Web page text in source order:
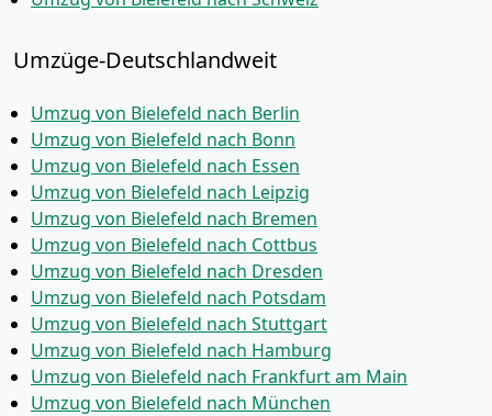
Umzüge-Deutschlandweit
Umzug von Bielefeld nach Berlin
Umzug von Bielefeld nach Bonn
Umzug von Bielefeld nach Essen
Umzug von Bielefeld nach Leipzig
Umzug von Bielefeld nach Bremen
Umzug von Bielefeld nach Cottbus
Umzug von Bielefeld nach Dresden
Umzug von Bielefeld nach Potsdam
Umzug von Bielefeld nach Stuttgart
Umzug von Bielefeld nach Hamburg
Umzug von Bielefeld nach Frankfurt am Main
Umzug von Bielefeld nach München